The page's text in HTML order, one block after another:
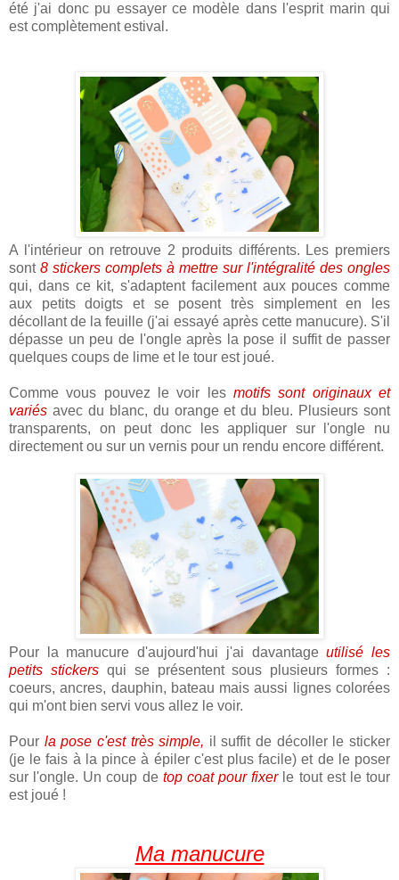
été j'ai donc pu essayer ce modèle dans l'esprit marin qui
est complètement estival.
A l'intérieur on retrouve 2 produits différents. Les premiers
sont 8 stickers complets à mettre sur l'intégralité des ongles
qui, dans ce kit, s'adaptent facilement aux pouces comme
aux petits doigts et se posent très simplement en les
décollant de la feuille (j'ai essayé après cette manucure). S'il
dépasse un peu de l'ongle après la pose il suffit de passer
quelques coups de lime et le tour est joué.
Comme vous pouvez le voir lesmotifs sont originaux et
variés avec du blanc, du orange et du bleu. Plusieurs sont
transparents, on peut donc les appliquer sur l'ongle nu
directement ou sur un vernis pour un rendu encore différent.
Pour la manucure d'aujourd'hui j'ai davantageutilisé les
petits stickersqui se présentent sous plusieurs formes :
coeurs, ancres, dauphin, bateau mais aussi lignes colorées
qui m'ont bien servi vous allez le voir.
Pour la pose c'est très simple, il suffit de décoller le sticker
(je le fais à la pince à épiler c'est plus facile) et de le poser
sur l'ongle. Un coup de top coat pour fixer le tout est le tour
est joué !
Ma manucure